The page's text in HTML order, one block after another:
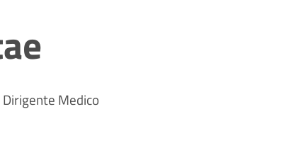
Dirigente Medico